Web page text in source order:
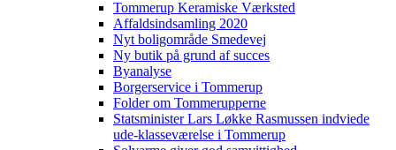
Tommerup Keramiske Værksted
Affaldsindsamling 2020
Nyt boligområde Smedevej
Ny butik på grund af succes
Byanalyse
Borgerservice i Tommerup
Folder om Tommerupperne
Statsminister Lars Løkke Rasmussen indviede
ude-klasseværelse i Tommerup